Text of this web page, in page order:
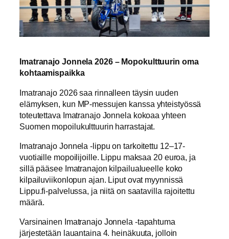
Imatranajo Jonnela 2026 – Mopokulttuurin oma
kohtaamispaikka
Imatranajo 2026 saa rinnalleen täysin uuden
elämyksen, kun MP-messujen kanssa yhteistyössä
toteutettava Imatranajo Jonnela kokoaa yhteen
Suomen mopoilukulttuurin harrastajat.
Imatranajo Jonnela -lippu on tarkoitettu 12–17-
vuotiaille mopoilijoille. Lippu maksaa 20 euroa, ja
sillä pääsee Imatranajon kilpailualueelle koko
kilpailuviikonlopun ajan. Liput ovat myynnissä
Lippu.fi-palvelussa, ja niitä on saatavilla rajoitettu
määrä.
Varsinainen Imatranajo Jonnela -tapahtuma
järjestetään lauantaina 4. heinäkuuta, jolloin